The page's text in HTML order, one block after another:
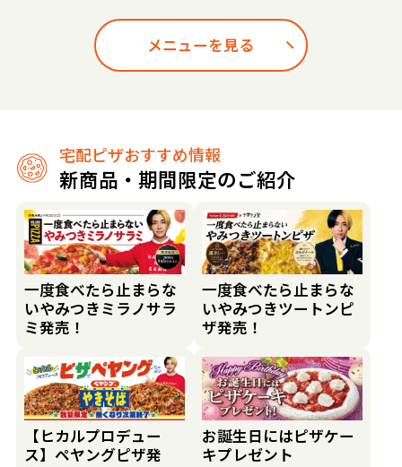
メニューを見る
宅配ピザおすすめ情報
新商品・期間限定のご紹介
一度食べたら止まらな
いやみつきミラノサラ
ミ発売！
一度食べたら止まらな
いやみつきツートンピ
ザ発売！
【ヒカルプロデュー
ス】ペヤングピザ発
お誕生日にはピザケー
キプレゼント